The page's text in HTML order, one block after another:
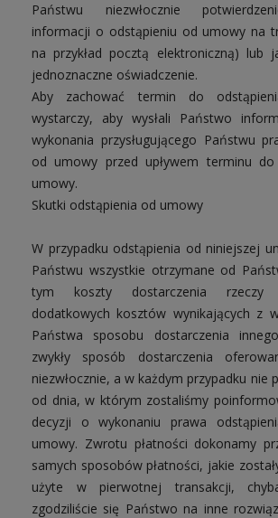
Państwu niezwłocznie
informacji o odstąpieniu od umowy na
na przykład pocztą elektroniczną) lub
jednoznaczne oświadczenie.
Aby zachować termin do
wystarczy, aby wysłali Państwo
wykonania przysługującego Państwu
od umowy przed upływem terminu
umowy.
Skutki odstąpienia od umowy
W przypadku odstąpienia od niniejszej
Państwu wszystkie otrzymane od
tym koszty dostarczenia rzeczy
dodatkowych kosztów wynikających z
Państwa sposobu dostarczenia
zwykły sposób dostarczenia
niezwłocznie, a w każdym przypadku nie
od dnia, w którym zostaliśmy
decyzji o wykonaniu prawa
umowy. Zwrotu płatności dokonamy
samych sposobów płatności, jakie
użyte w pierwotnej transakcji,
zgodziliście się Państwo na inne